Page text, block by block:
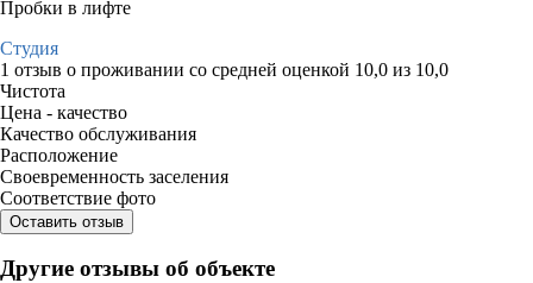
Пробки в лифте
Студия
1 отзыв о проживании со средней оценкой 10,0 из 10,0
Чистота
Цена - качество
Качество обслуживания
Расположение
Своевременность заселения
Соответствие фото
Оставить отзыв
Другие отзывы об объекте